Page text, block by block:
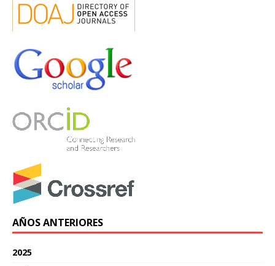
AÑOS ANTERIORES
2025